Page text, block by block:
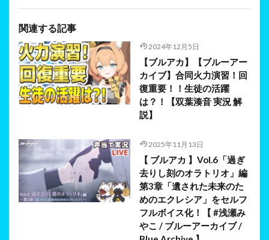
関連する記事
2024年12月5日
【ブルアカ】【ブルーアー
カイブ】合同火力演習！回
復重要！！生徒の活躍
は？！【双葉湊音 実況 解
説】
2025年11月13日
【 ブルアカ 】Vol.6「過ぎ
去りし刻のオラトリオ」編
第3章「遺された未来のた
めのエクレシア」をセルフ
フルボイス化！【 #浅瀬み
やこ / ブルーアーカイブ /